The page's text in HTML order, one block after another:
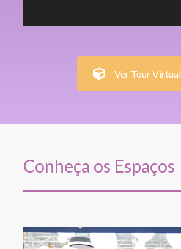
Ver Tour Virtual
Conheça os Espaços